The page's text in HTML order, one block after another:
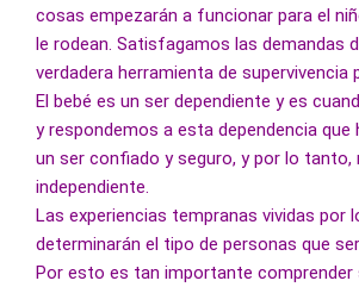
cosas empezarán a funcionar para el
le rodean. Satisfagamos las demandas
verdadera herramienta de supervivencia
El bebé es un ser dependiente y es
y respondemos a esta dependencia que
un ser confiado y seguro, y por lo tanto,
independiente.
Las experiencias tempranas vividas por
determinarán el tipo de personas que
Por esto es tan importante comprender